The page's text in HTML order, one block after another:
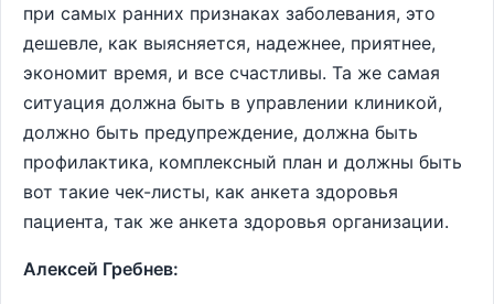
при самых ранних признаках заболевания, это
дешевле, как выясняется, надежнее, приятнее,
экономит время, и все счастливы. Та же самая
ситуация должна быть в управлении клиникой,
должно быть предупреждение, должна быть
профилактика, комплексный план и должны быть
вот такие чек-листы, как анкета здоровья
пациента, так же анкета здоровья организации.
Алексей Гребнев: